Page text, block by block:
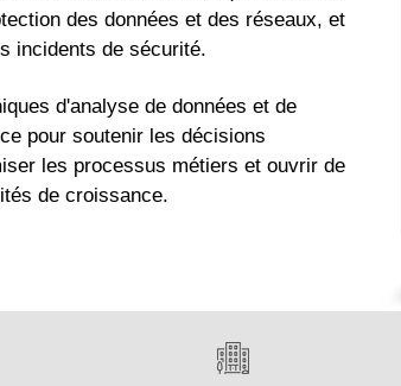
des données et des réseaux, et
incidents de sécurité.
d'analyse de données et de
pour soutenir les décisions
les processus métiers et ouvrir de
de croissance.